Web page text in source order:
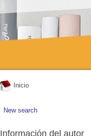
Inicio
New search
Información del autor